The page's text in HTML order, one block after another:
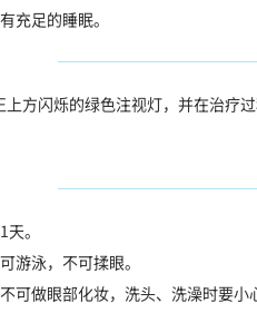
充足的睡眠。
方闪烁的绿色注视灯，并在治疗
。
游泳，不可揉眼。
可做眼部化妆，洗头、洗澡时要小